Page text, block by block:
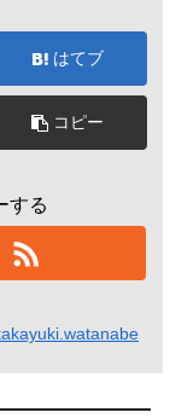
はてブ
コピー
する